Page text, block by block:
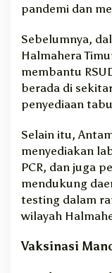
pandemi dan
Sebelumnya,
Halmahera
membantu
berada di
penyediaan
Selain itu,
menyediakan
PCR, dan juga
mendukung
testing dalam
wilayah
Vaksinasi